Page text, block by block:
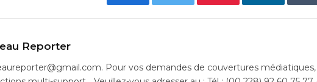
Facebook Twitter Pinterest LinkedIn
Reporter
Pour vos demandes de couvertures